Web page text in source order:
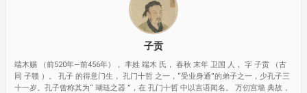
子贡
端木赐 （前520年—前456年）， 芈姓 端木 氏， 春秋 末年 卫国 人， 字 子贡 （古
同 子赣 ）。 孔子 的得意门生， 孔门十哲 之一，“受业身通”的弟子之一，少孔子三
十一岁。孔子曾称其为“ 瑚琏之器 ”，在 孔门十哲 中以言语闻名。 万仞宫墙 典故，